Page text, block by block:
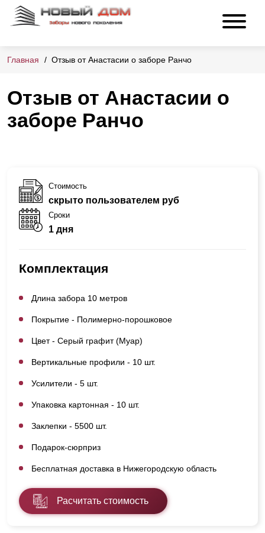
Главная Отзыв от Анастасии о заборе Ранчо
Отзыв от Анастасии о
заборе Ранчо
Стоимость
скрыто пользователем руб
Сроки
1 дня
Комплектация
Длина забора 10 метров
Покрытие - Полимерно-порошковое
Цвет - Серый графит (Муар)
Вертикальные профили - 10 шт.
Усилители - 5 шт.
Упаковка картонная - 10 шт.
Заклепки - 5500 шт.
Подарок-сюрприз
Бесплатная доставка в Нижегородскую область
Расчитать стоимость